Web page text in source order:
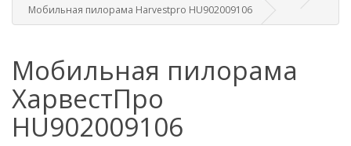
Мобильная пилорама Harvestpro HU902009106
Мобильная пилорама
ХарвестПро
HU902009106